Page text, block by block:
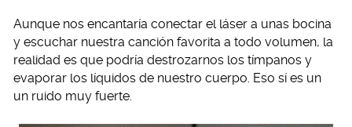
Aunque nos encantaría conectar el láser a unas bocina
y escuchar nuestra canción favorita a todo volumen, la
realidad es que podría destrozarnos los tímpanos y
evaporar los líquidos de nuestro cuerpo. Eso sí es un
un ruido muy fuerte.